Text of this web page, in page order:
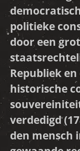
politieke
door een
Republiek
historische
verdedigd
den mensch